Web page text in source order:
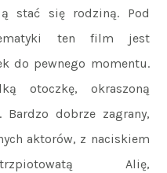
stać się rodziną. Pod
ten film jest
do pewnego momentu.
otoczkę, okraszoną
dobrze zagrany,
aktorów, z naciskiem
Alię,